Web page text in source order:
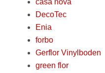
casa nova
DecoTec
Enia
forbo
Gerflor Vinylboden
green flor